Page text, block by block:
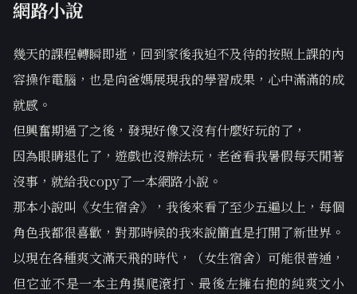
網路小說
幾天的課程轉瞬即逝，回到家後我迫不及待的按照上課的內
容操作電腦，也是向爸媽展現我的學習成果，心中滿滿的成
就感。
但興奮期過了之後，發現好像又沒有什麼好玩的了，
因為眼睛退化了，遊戲也沒辦法玩，老爸看我暑假每天閒著
沒事，就給我copy了一本網路小說。
那本小說叫《女生宿舍》，我後來看了至少五遍以上，每個
角色我都很喜歡，對那時候的我來說簡直是打開了新世界。
以現在各種爽文滿天飛的時代，（女生宿舍）可能很普通，
但它並不是一本主角摸爬滾打、最後左擁右抱的純爽文小